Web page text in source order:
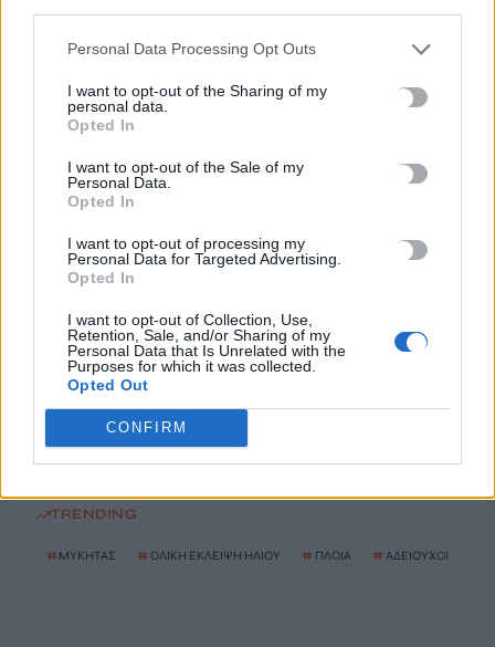
Personal Data Processing Opt Outs
I want to opt-out of the Sharing of my
personal data.
Opted In
I want to opt-out of the Sale of my
Personal Data.
Opted In
I want to opt-out of processing my
Personal Data for Targeted Advertising.
Opted In
I want to opt-out of Collection, Use,
Retention, Sale, and/or Sharing of my
Personal Data that Is Unrelated with the
Purposes for which it was collected.
Opted Out
CONFIRM
«Τα έχω χάσει όλα»: Συντετριμμένος ο πατέρας και σύζυγος
των θυμάτων στο τροχαίο στις Σέρρες
7 Αυγούστου, 2026
Υποκλοπές: Στο αρχείο παραμένει η υπόθεση – «Οχι» από τον
Αρειο Πάγο σε νέα έρευνα
Νέος πνιγμός σε παραλία των Χανίων – Νεκρή 65χρονη
7 Αυγούστου, 2026
Πολύ υψηλός ο κίνδυνος εκδήλωσης πυρκαγιάς: Σε
7 Αυγούστου, 2026
TRENDING
# ΜΥΚΗΤΑΣ # ΟΛΙΚΗ ΕΚΛΕΙΨΗ ΗΛΙΟΥ # ΠΛΟΙΑ # ΑΔΕΙΟΥΧΟΙ